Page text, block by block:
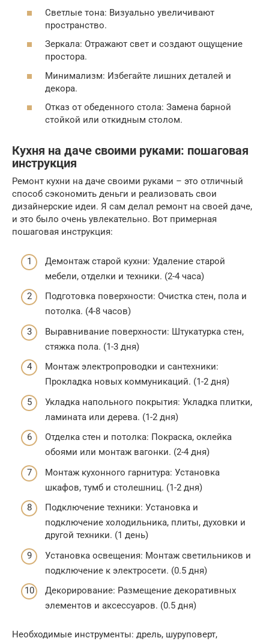
Светлые тона: Визуально увеличивают
пространство.
Зеркала: Отражают свет и создают ощущение
простора.
Минимализм: Избегайте лишних деталей и
декора.
Отказ от обеденного стола: Замена барной
стойкой или откидным столом.
Кухня на даче своими руками: пошаговая
инструкция
Ремонт кухни на даче своими руками – это отличный
способ сэкономить деньги и реализовать свои
дизайнерские идеи. Я сам делал ремонт на своей даче,
и это было очень увлекательно. Вот примерная
пошаговая инструкция:
Демонтаж старой кухни: Удаление старой
мебели, отделки и техники. (2-4 часа)
Подготовка поверхности: Очистка стен, пола и
потолка. (4-8 часов)
Выравнивание поверхности: Штукатурка стен,
стяжка пола. (1-3 дня)
Монтаж электропроводки и сантехники:
Прокладка новых коммуникаций. (1-2 дня)
Укладка напольного покрытия: Укладка плитки,
ламината или дерева. (1-2 дня)
Отделка стен и потолка: Покраска, оклейка
обоями или монтаж вагонки. (2-4 дня)
Монтаж кухонного гарнитура: Установка
шкафов, тумб и столешниц. (1-2 дня)
Подключение техники: Установка и
подключение холодильника, плиты, духовки и
другой техники. (1 день)
Установка освещения: Монтаж светильников и
подключение к электросети. (0.5 дня)
Декорирование: Размещение декоративных
элементов и аксессуаров. (0.5 дня)
Необходимые инструменты: дрель, шуруповерт,